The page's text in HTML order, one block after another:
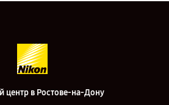
центр в Ростове-на-Дону